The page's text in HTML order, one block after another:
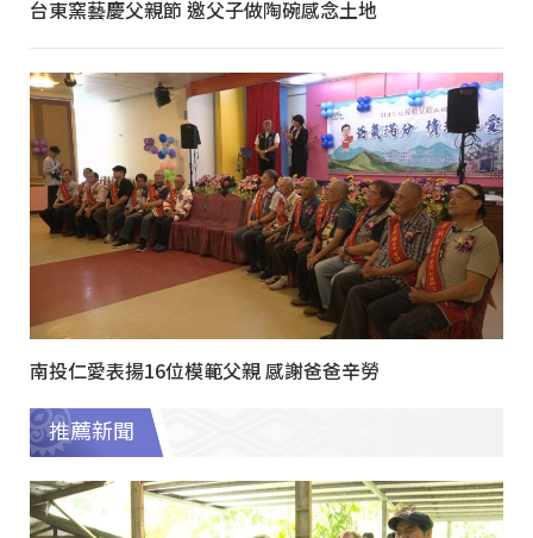
台東窯藝慶父親節 邀父子做陶碗感念土地
南投仁愛表揚16位模範父親 感謝爸爸辛勞
推薦新聞